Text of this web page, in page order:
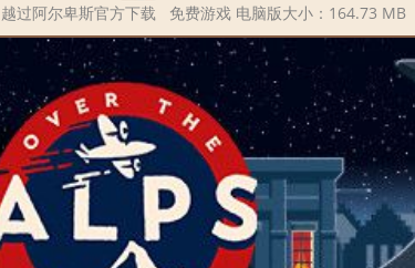
越过阿尔卑斯官方下载 免费游戏 电脑版大小：164.73 MB